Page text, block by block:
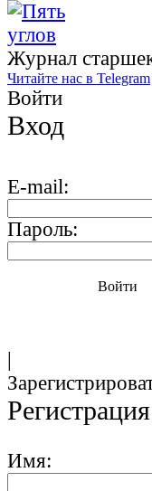
Журнал
Читайте нас в Telegram
Войти
Вход
E-mail:
Пароль:
Войти
|
Регистрация
Имя: